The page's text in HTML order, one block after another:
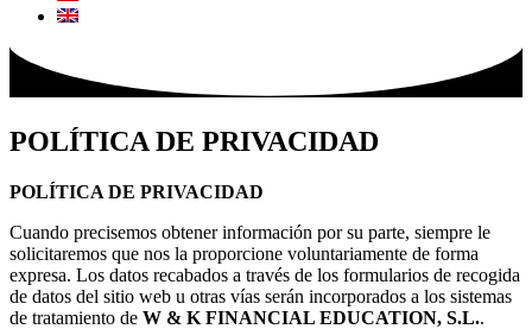
POLÍTICA DE PRIVACIDAD
POLÍTICA DE PRIVACIDAD
Cuando precisemos obtener información por su parte, siempre le
solicitaremos que nos la proporcione voluntariamente de forma
expresa. Los datos recabados a través de los formularios de recogida
de datos del sitio web u otras vías serán incorporados a los sistemas
de tratamiento de W & K FINANCIAL EDUCATION, S.L..